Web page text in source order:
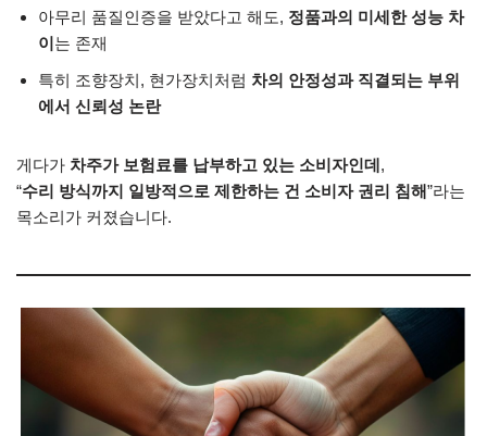
아무리 품질인증을 받았다고 해도, 정품과의 미세한 성능 차
이는 존재
특히 조향장치, 현가장치처럼 차의 안정성과 직결되는 부위
에서 신뢰성 논란
게다가 차주가 보험료를 납부하고 있는 소비자인데,
“수리 방식까지 일방적으로 제한하는 건 소비자 권리 침해”라는
목소리가 커졌습니다.